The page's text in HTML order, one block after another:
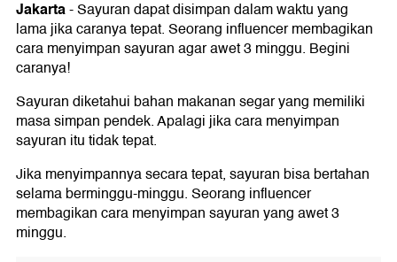
Jakarta-Sayuran dapat disimpan dalam waktu yang
lama jika caranya tepat. Seorang influencer membagikan
cara menyimpan sayuran agar awet 3 minggu. Begini
caranya!
Sayuran diketahui bahan makanan segar yang memiliki
masa simpan pendek. Apalagi jika cara menyimpan
sayuran itu tidak tepat.
Jika menyimpannya secara tepat, sayuran bisa bertahan
selama berminggu-minggu. Seorang influencer
membagikan cara menyimpan sayuran yang awet 3
minggu.